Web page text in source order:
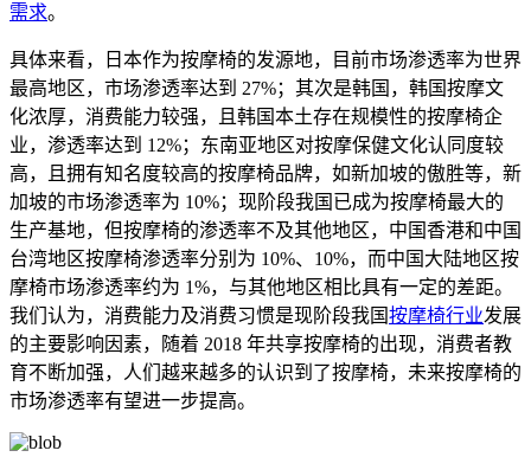
需求。
具体来看，日本作为按摩椅的发源地，目前市场渗透率为世界
最高地区，市场渗透率达到 27%；其次是韩国，韩国按摩文
化浓厚，消费能力较强，且韩国本土存在规模性的按摩椅企
业，渗透率达到 12%；东南亚地区对按摩保健文化认同度较
高，且拥有知名度较高的按摩椅品牌，如新加坡的傲胜等，新
加坡的市场渗透率为 10%；现阶段我国已成为按摩椅最大的
生产基地，但按摩椅的渗透率不及其他地区，中国香港和中国
台湾地区按摩椅渗透率分别为 10%、10%，而中国大陆地区按
摩椅市场渗透率约为 1%，与其他地区相比具有一定的差距。
我们认为，消费能力及消费习惯是现阶段我国按摩椅行业发展
的主要影响因素，随着 2018 年共享按摩椅的出现，消费者教
育不断加强，人们越来越多的认识到了按摩椅，未来按摩椅的
市场渗透率有望进一步提高。